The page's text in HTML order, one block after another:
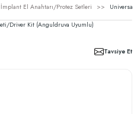
İmplant El Anahtarı/Protez Setleri
Tavsiye Et